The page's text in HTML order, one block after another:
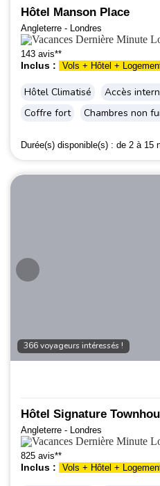
Hôtel Manson Place
Angleterre - Londres
143 avis**
Inclus : Vols + Hôtel +
Hôtel Climatisé Accès
Coffre fort
Chambres non
Durée(s) disponible(s) : de 2 à 15
366 voyageurs intéressés !
Hôtel Signature
Angleterre - Londres
825 avis**
Inclus : Vols + Hôtel +